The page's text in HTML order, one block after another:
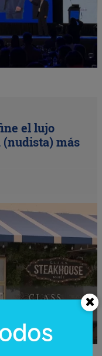
el lujo
(nudista) más